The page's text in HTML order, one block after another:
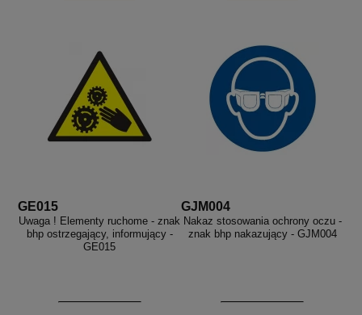
GE015
Uwaga ! Elementy ruchome - znak
bhp ostrzegający, informujący -
GE015
GJM004
Nakaz stosowania ochrony oczu -
znak bhp nakazujący - GJM004